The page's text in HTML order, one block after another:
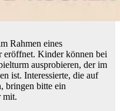
Rahmen eines
eröffnet. Kinder können bei
ausprobieren, der im
ist. Interessierte, die auf
bringen bitte ein
mit.